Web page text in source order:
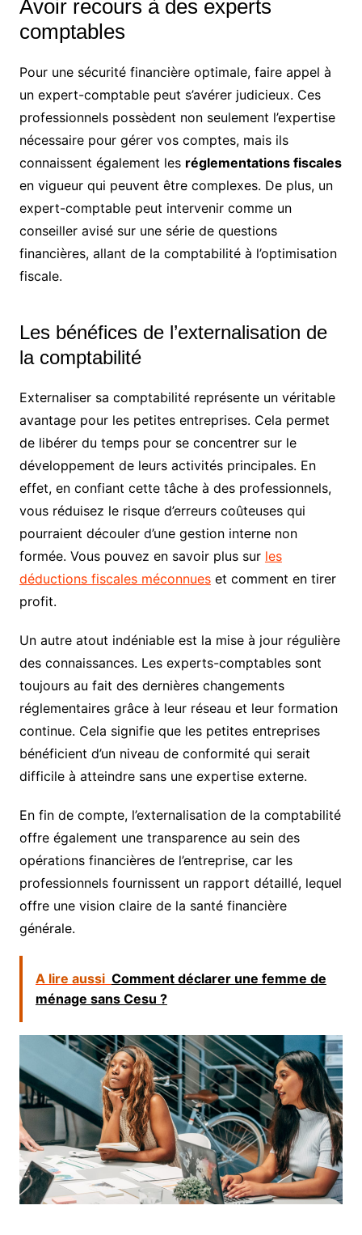
Avoir recours à des experts
comptables
Pour une sécurité financière optimale, faire appel à
un expert-comptable peut s’avérer judicieux. Ces
professionnels possèdent non seulement l’expertise
nécessaire pour gérer vos comptes, mais ils
connaissent également les réglementations fiscales
en vigueur qui peuvent être complexes. De plus, un
expert-comptable peut intervenir comme un
conseiller avisé sur une série de questions
financières, allant de la comptabilité à l’optimisation
fiscale.
Les bénéfices de l’externalisation de
la comptabilité
Externaliser sa comptabilité représente un véritable
avantage pour les petites entreprises. Cela permet
de libérer du temps pour se concentrer sur le
développement de leurs activités principales. En
effet, en confiant cette tâche à des professionnels,
vous réduisez le risque d’erreurs coûteuses qui
pourraient découler d’une gestion interne non
formée. Vous pouvez en savoir plus sur les
déductions fiscales méconnueset comment en tirer
profit.
Un autre atout indéniable est la mise à jour régulière
des connaissances. Les experts-comptables sont
toujours au fait des dernières changements
réglementaires grâce à leur réseau et leur formation
continue. Cela signifie que les petites entreprises
bénéficient d’un niveau de conformité qui serait
difficile à atteindre sans une expertise externe.
En fin de compte, l’externalisation de la comptabilité
offre également une transparence au sein des
opérations financières de l’entreprise, car les
professionnels fournissent un rapport détaillé, lequel
offre une vision claire de la santé financière
générale.
A lire aussi Comment déclarer une femme de
ménage sans Cesu ?